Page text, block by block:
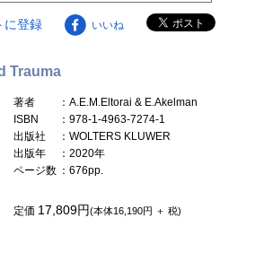
に登録 いいね
Trauma
著者
：A.E.M.Eltorai & E.Akelman
ISBN
：978-1-4963-7274-1
出版社
：WOLTERS KLUWER
出版年
：2020年
ページ数 ：676pp.
定価 17,809円(本体16,190円 ＋ 税)